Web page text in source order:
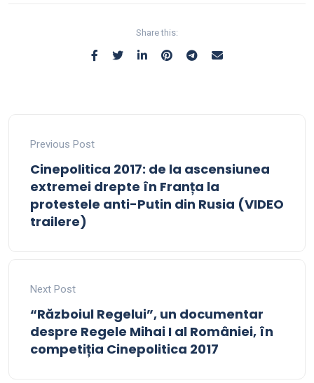
Share this:
Previous Post
Cinepolitica 2017: de la ascensiunea
extremei drepte în Franța la
protestele anti-Putin din Rusia (VIDEO
trailere)
Next Post
“Războiul Regelui”, un documentar
despre Regele Mihai I al României, în
competiția Cinepolitica 2017